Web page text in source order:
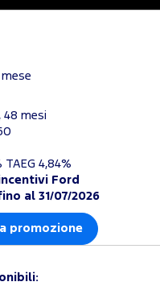
48 mesi
TAEG 4,84%
Ford
al 31/07/2026
promozione